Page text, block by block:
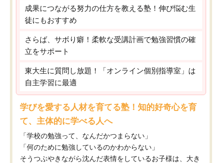
成果につながる努力の仕方を教える塾！伸び悩む生
徒にもおすすめ
さらば、サボり癖！柔軟な受講計画で勉強習慣の確
立をサポート
東大生に質問し放題！「オンライン個別指導室」は
自主学習に最適
学びを愛する人材を育てる塾！知的好奇心を育
て、主体的に学べる人へ
「学校の勉強って、なんだかつまらない」
「何のために勉強しているのかわからない」
そうつぶやきながら沈んだ表情をしているお子様は、大き